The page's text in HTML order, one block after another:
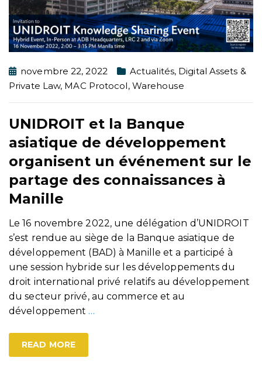
novembre 22, 2022 Actualités, Digital Assets &
Private Law, MAC Protocol, Warehouse
UNIDROIT et la Banque
asiatique de développement
organisent un événement sur le
partage des connaissances à
Manille
Le 16 novembre 2022, une délégation d’UNIDROIT
s’est rendue au siège de la Banque asiatique de
développement (BAD) à Manille et a participé à
une session hybride sur les développements du
droit international privé relatifs au développement
du secteur privé, au commerce et au
développement …
READ MORE